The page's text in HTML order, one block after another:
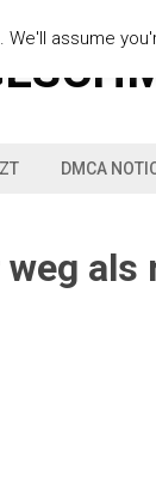
DMCA
als
assume